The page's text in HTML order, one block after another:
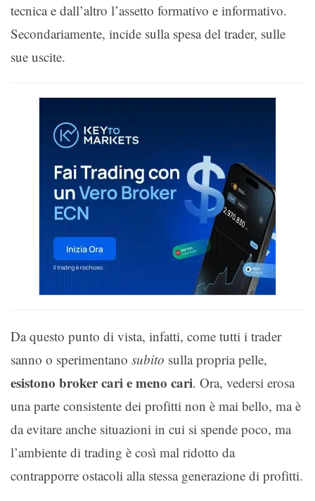
tecnica e dall’altro l’assetto formativo e informativo.
Secondariamente, incide sulla spesa del trader, sulle
sue uscite.
Da questo punto di vista, infatti, come tutti i trader
sanno o sperimentano subito sulla propria pelle,
esistono broker cari e meno cari. Ora, vedersi erosa
una parte consistente dei profitti non è mai bello, ma è
da evitare anche situazioni in cui si spende poco, ma
l’ambiente di trading è così mal ridotto da
contrapporre ostacoli alla stessa generazione di profitti.